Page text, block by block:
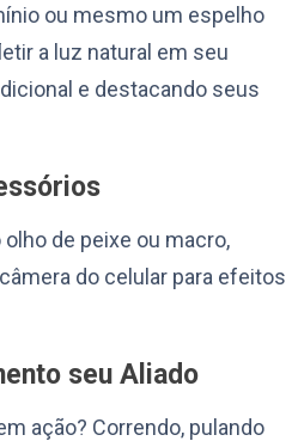
ou mesmo um espelho
a luz natural em seu
e destacando seus
de peixe ou macro,
do celular para efeitos
seu Aliado
ação? Correndo, pulando